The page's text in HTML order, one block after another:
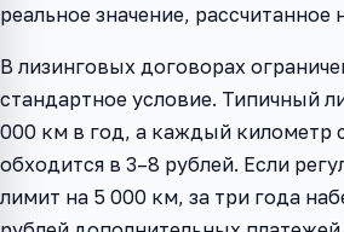
реальное значение, рассчитанное
В лизинговых договорах
стандартное условие. Типичный
000 км в год, а каждый километр
обходится в 3–8 рублей. Если
лимит на 5 000 км, за три года